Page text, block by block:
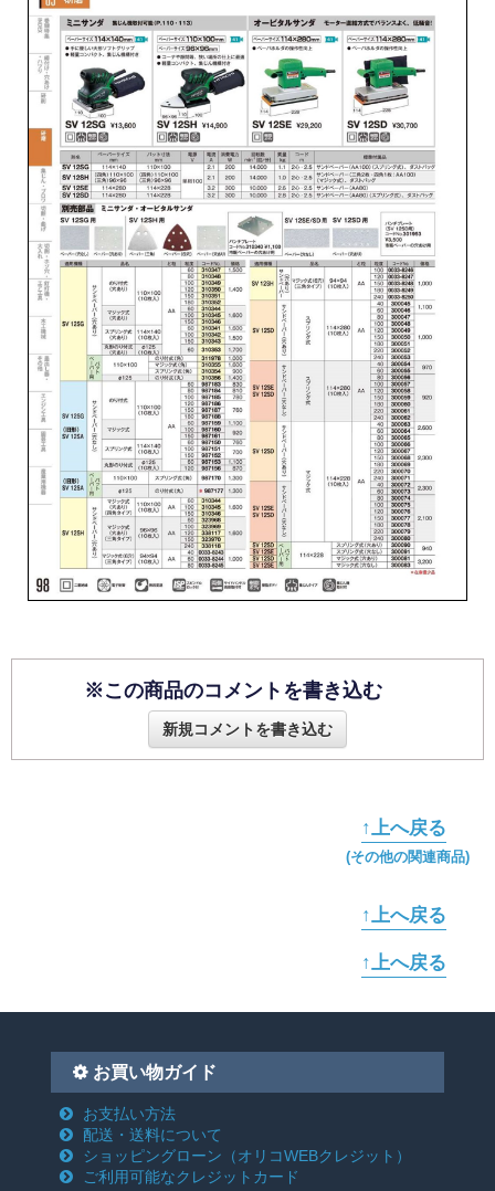
※この商品のコメントを書き込む
新規コメントを書き込む
↑上へ戻る
(その他の関連商品)
↑上へ戻る
↑上へ戻る
お買い物ガイド
お支払い方法
配送・送料について
ショッピングローン （オリコWEBクレジット）
ご利用可能なクレジットカード